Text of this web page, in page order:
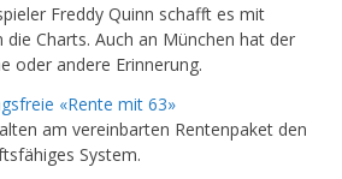
Freddy Quinn schafft es mit
die Charts. Auch an München hat der
oder andere Erinnerung.
«Rente mit 63»
am vereinbarten Rentenpaket den
System.